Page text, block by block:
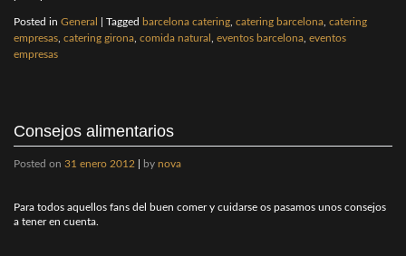
Posted in General Tagged barcelona catering catering barcelona catering
empresas catering girona comida natural eventos barcelona eventos
empresas
Consejos alimentarios
Posted on 31 enero 2012 by nova
Para todos aquellos fans del buen comer y cuidarse os pasamos unos consejos
a tener en cuenta.